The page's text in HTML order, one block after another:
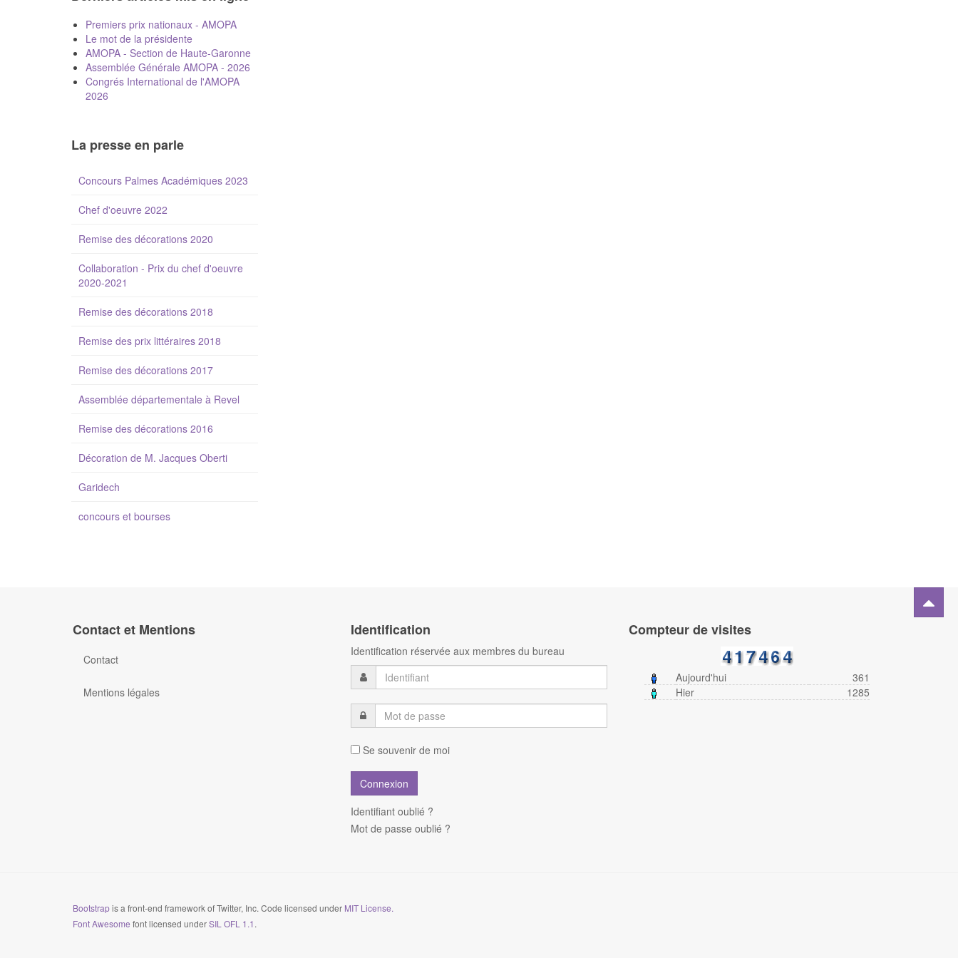
Premiers prix nationaux - AMOPA
Le mot de la présidente
AMOPA - Section de Haute-Garonne
Assemblée Générale AMOPA - 2026
Congrés International de l'AMOPA
2026
La presse en parle
Concours Palmes Académiques 2023
Chef d'oeuvre 2022
Remise des décorations 2020
Collaboration - Prix du chef d'oeuvre
2020-2021
Remise des décorations 2018
Remise des prix littéraires 2018
Remise des décorations 2017
Assemblée départementale à Revel
Remise des décorations 2016
Décoration de M. Jacques Oberti
Garidech
concours et bourses
Contact et Mentions
Contact
Mentions légales
Identification
Identification réservée aux membres du bureau
Se souvenir de moi
Identifiant oublié ?
Mot de passe oublié ?
Compteur de visites
Aujourd'hui
361
Hier
1285
Bootstrapis a front-end framework of Twitter, Inc. Code licensed under MIT License.
Font Awesome font licensed underSIL OFL 1.1 .